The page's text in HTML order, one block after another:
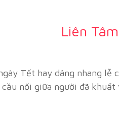
Liên
Tết hay dâng nhang
nối giữa người đã